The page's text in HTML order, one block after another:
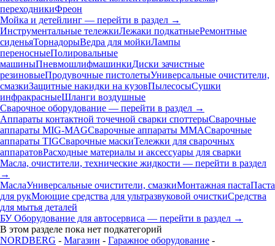
переходникиФреон
Мойка и детейлинг — перейти в раздел →
Инструментальные тележкиЛежаки подкатныеРемонтные
сиденьяТорнадорыВедра для мойкиЛампы
переносныеПолировальные
машиныПневмошлифмашинкиДиски зачистные
резиновыеПродувочные пистолетыУниверсальные очистители,
смазкиЗащитные накидки на кузовПылесосыСушки
инфракрасныеШланги воздушные
Сварочное оборудование — перейти в раздел →
Аппараты контактной точечной сварки cпоттерыСварочные
аппараты MIG-MAGСварочные аппараты MMAСварочные
аппараты TIGСварочные маскиТележки для сварочных
аппаратовРасходные материалы и аксессуары для сварки
Масла, очистители, технические жидкости — перейти в раздел
→
МаслаУниверсальные очистители, смазкиМонтажная пастаПаста
для рукМоющие средства для ультразвуковой очисткиСредства
для мытья деталей
БУ Оборудование для автосервиса — перейти в раздел →
В этом разделе пока нет подкатегорий
NORDBERG - Магазин - Гаражное оборудование -